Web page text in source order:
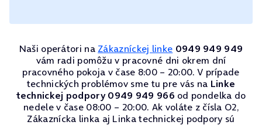
Naši operátori na Zákazníckej linke 0949 949 949
vám radi pomôžu v pracovné dni okrem dní
pracovného pokoja v čase 8:00 – 20:00. V prípade
technických problémov sme tu pre vás na Linke
technickej podpory 0949 949 966 od pondelka do
nedele v čase 08:00 – 20:00. Ak voláte z čísla O2,
Zákaznícka linka aj Linka technickej podpory sú